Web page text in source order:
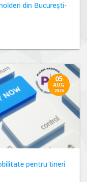
din București-
05
AUG
2026
pentru tineri